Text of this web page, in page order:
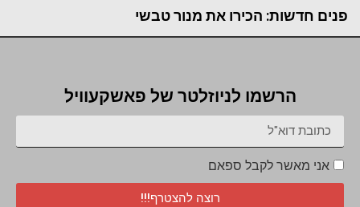
פנים חדשות: הכירו את מנור טבשי
הרשמו לניוזלטר של פאשקעוויל
אני מאשר לקבל ספאם
רוצה להצטרף!!!